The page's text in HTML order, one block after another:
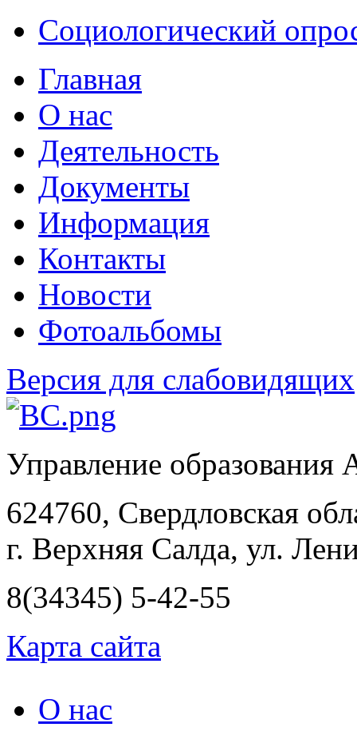
Социологический
Главная
О нас
Деятельность
Документы
Информация
Контакты
Новости
Фотоальбомы
Версия для слабовидящих
Управление
624760, Свердловская
г. Верхняя Салда, ул.
8(34345) 5-42-55
Карта сайта
О нас